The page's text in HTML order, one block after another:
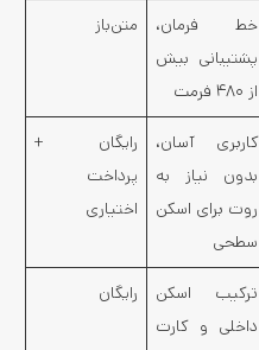
خط فرمان،
پشتیبانی بیش
از ۴۸۰ فرمت
متن‌باز
کاربری آسان،
بدون نیاز به
روت برای اسکن
سطحی
رایگان +
پرداخت
اختیاری
ترکیب اسکن
داخلی و کارت
رایگان